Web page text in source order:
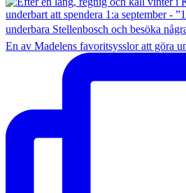
En av Madelens favoritsysslor att göra